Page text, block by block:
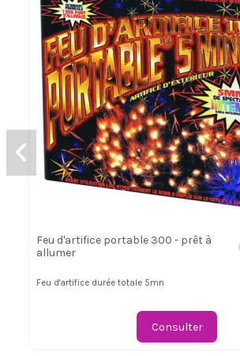
Feu d'artifice portable 300 - prêt à
allumer
Feu d'artifice durée totale 5mn
Consulter